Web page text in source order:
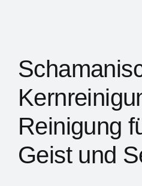
Reinigung
Geist und